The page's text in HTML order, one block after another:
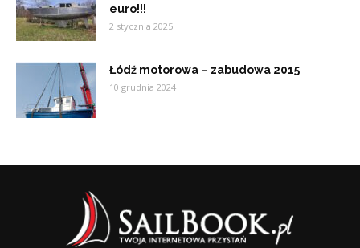
euro!!!
2 stycznia 2025
Łódź motorowa – zabudowa 2015
10 grudnia 2024